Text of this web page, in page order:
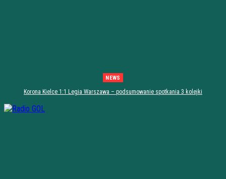
NEWS
Korona Kielce 1:1 Legia Warszawa – podsumowanie spotkania 3 kolejki